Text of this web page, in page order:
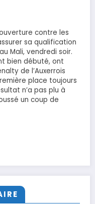
contre les
sa qualification
Mali, vendredi soir.
bien débuté, ont
de l’Auxerrois
place toujours
n’a pas plu à
un coup de